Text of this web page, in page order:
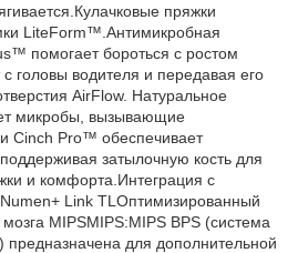
пряжки
LiteForm™.Антимикробная
помогает бороться с ростом
головы водителя и передавая его
AirFlow. Натуральное
микробы, вызывающие
Cinch Pro™ обеспечивает
затылочную кость для
и комфорта.Интеграция с
Link TLОптимизированный
MIPSMIPS:MIPS BPS (система
предназначена для дополнительной